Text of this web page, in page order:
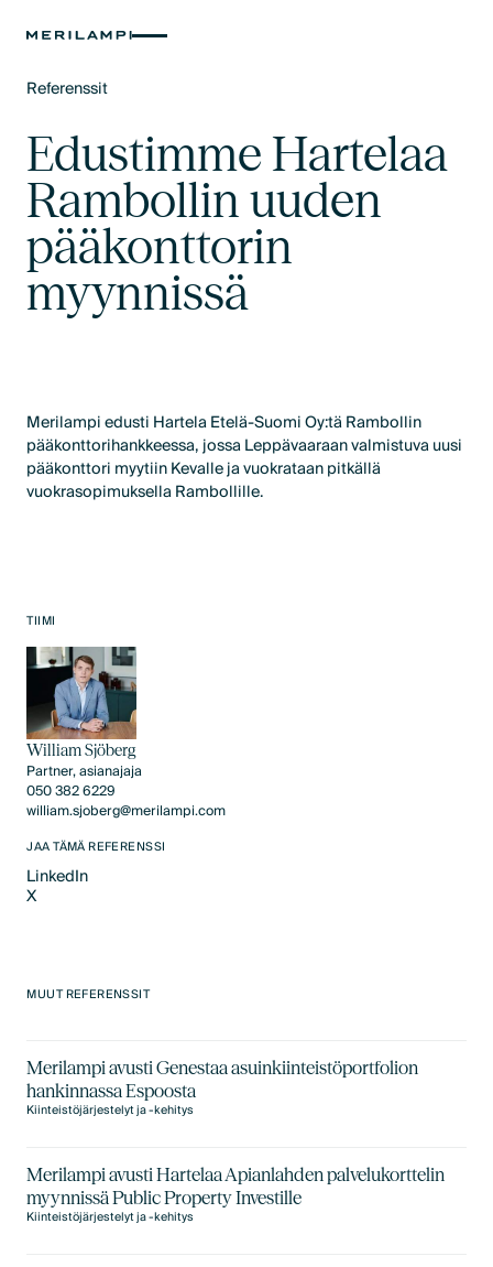
Referenssit
Edustimme Hartelaa
Rambollin uuden
pääkonttorin
myynnissä
TIIMI
William Sjöberg
Partner, asianajaja
050 382 6229
william.sjoberg@merilampi.com
JAA TÄMÄ REFERENSSI
LinkedIn
LinkedIn
X
Merilampi edusti Hartela Etelä-Suomi Oy:tä Rambollin
pääkonttorihankkeessa, jossa Leppävaaraan valmistuva uusi
pääkonttori myytiin Kevalle ja vuokrataan pitkällä
vuokrasopimuksella Rambollille.
MUUT REFERENSSIT
Merilampi avusti Genestaa asuinkiinteistöportfolion
hankinnassa Espoosta
Kiinteistöjärjestelyt ja -kehitys
Merilampi avusti Hartelaa Apianlahden palvelukorttelin
myynnissä Public Property Investille
Kiinteistöjärjestelyt ja -kehitys